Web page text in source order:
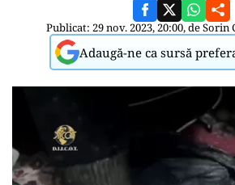
Publicat: 29 nov. 2023, 20:00, deSorin
Adaugă-ne ca sursă